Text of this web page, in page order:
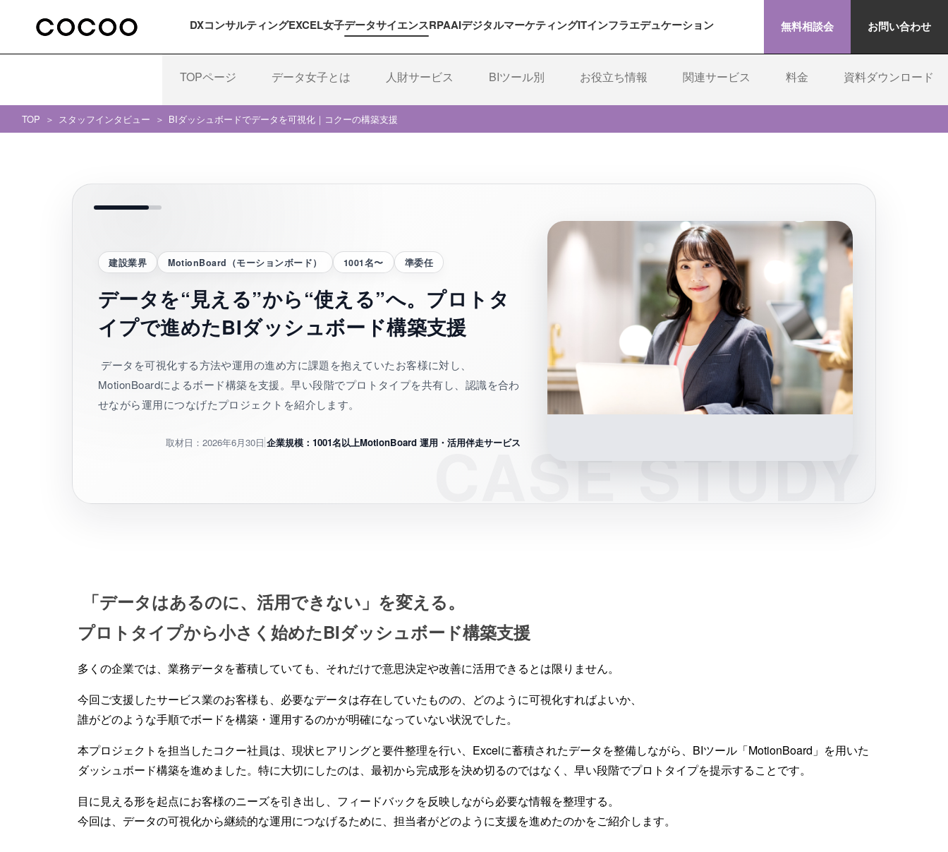
DXコンサルティングEXCEL女子データサイエンスRPAAIデジタルマーケティングITインフラエデュケーション 無料相談会 お問い合わせ
TOPページ データ女子とは 人財サービス BIツール別 お役立ち情報 関連サービス 料金 資料ダウンロード
TOP スタッフインタビュー BIダッシュボードでデータを可視化｜コクーの構築支援
建設業界 MotionBoard（モーションボード） 1001名〜 準委任
データを“見える”から“使える”へ。プロトタ
イプで進めたBIダッシュボード構築支援
データを可視化する方法や運用の進め方に課題を抱えていたお客様に対し、
MotionBoardによるボード構築を支援。早い段階でプロトタイプを共有し、認識を合わ
せながら運用につなげたプロジェクトを紹介します。
取材日：2026年6月30日 企業規模：1001名以上MotionBoard 運用・活用伴走サービス
「データはあるのに、活用できない」を変える。
プロトタイプから小さく始めたBIダッシュボード構築支援
多くの企業では、業務データを蓄積していても、それだけで意思決定や改善に活用できるとは限りません。
今回ご支援したサービス業のお客様も、必要なデータは存在していたものの、どのように可視化すればよいか、
誰がどのような手順でボードを構築・運用するのかが明確になっていない状況でした。
本プロジェクトを担当したコクー社員は、現状ヒアリングと要件整理を行い、Excelに蓄積されたデータを整備しながら、BIツール「MotionBoard」を用いた
ダッシュボード構築を進めました。特に大切にしたのは、最初から完成形を決め切るのではなく、早い段階でプロトタイプを提示することです。
目に見える形を起点にお客様のニーズを引き出し、フィードバックを反映しながら必要な情報を整理する。
今回は、データの可視化から継続的な運用につなげるために、担当者がどのように支援を進めたのかをご紹介します。